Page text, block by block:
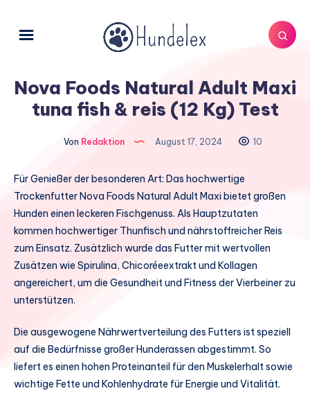
Nova Foods Natural Adult Maxi
tuna fish & reis (12 Kg) Test
Von Redaktion August 17, 2024 10
Für Genießer der besonderen Art: Das hochwertige
Trockenfutter Nova Foods Natural Adult Maxi bietet großen
Hunden einen leckeren Fischgenuss. Als Hauptzutaten
kommen hochwertiger Thunfisch und nährstoffreicher Reis
zum Einsatz. Zusätzlich wurde das Futter mit wertvollen
Zusätzen wie Spirulina, Chicoréeextrakt und Kollagen
angereichert, um die Gesundheit und Fitness der Vierbeiner zu
unterstützen.
Die ausgewogene Nährwertverteilung des Futters ist speziell
auf die Bedürfnisse großer Hunderassen abgestimmt. So
liefert es einen hohen Proteinanteil für den Muskelerhalt sowie
wichtige Fette und Kohlenhydrate für Energie und Vitalität.